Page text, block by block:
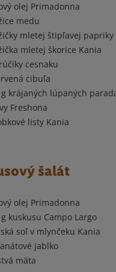
olej Primadonna
medu
mletej štipľavej papriky
mletej škorice Kania
cesnaku
cibuľa
krájaných lúpaných
Freshona
listy Kania
šalát
olej Primadonna
kuskusu Campo Largo
soľ v mlynčeku Kania
jablko
mäta